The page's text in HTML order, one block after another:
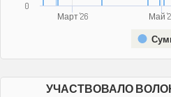
Март '26 Май
0
УЧАСТВОВАЛО